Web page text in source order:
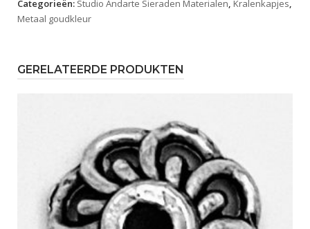
Categorieën: Studio Andarte Sieraden Materialen, Kralenkapjes,
Metaal goudkleur
GERELATEERDE PRODUKTEN